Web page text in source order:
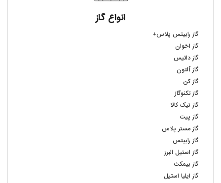
انواع گاز
گاز رابیتس پلاس+
گاز اخوان
گاز داتیس
گاز آلتون
گاز کن
گاز تکنوگاز
گاز نیک کالا
گاز پیت
گاز مستر پلاس
گاز رابیتس
گاز استیل البرز
گاز بیمکث
گاز ایلیا استیل